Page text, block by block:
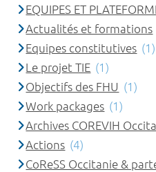
EQUIPES ET
Actualités et formations
Equipes constitutives (1)
Le projet TIE (1)
Objectifs des FHU (1)
Work packages (1)
Archives COREVIH
Actions (4)
CoReSS Occitanie &